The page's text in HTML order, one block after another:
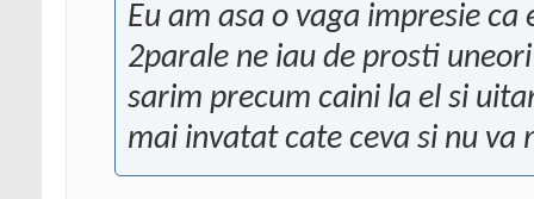
Eu am asa o vaga impresie
2parale ne iau de prosti
sarim precum caini la el si
mai invatat cate ceva si nu va